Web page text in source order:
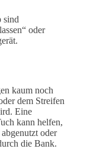
sind
oder
kaum noch
dem Streifen
Eine
kann helfen,
oder
die Bank.